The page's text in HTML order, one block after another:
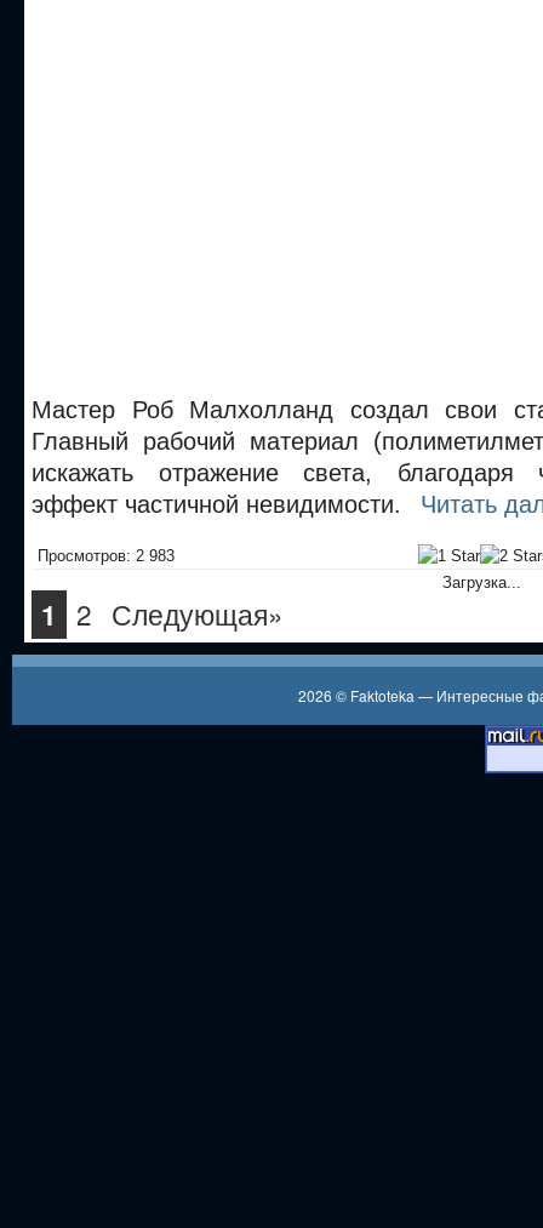
Мастер Роб Малхолланд создал свои
Главный рабочий материал
искажать отражение света, благодаря
эффект частичной невидимости.
Читать
Просмотров: 2 983
Загрузка...
1 2 Следующая»
2026 © Faktoteka — Интересные